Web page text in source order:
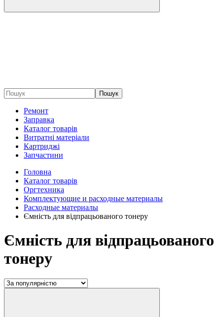
Пошук
Ремонт
Заправка
Каталог товарів
Витратні матеріали
Картриджі
Запчастини
Головна
Каталог товарів
Оргтехника
Комплектующие и расходные материалы
Расходные материалы
Ємність для відпрацьованого тонеру
Ємність для відпрацьованого
тонеру